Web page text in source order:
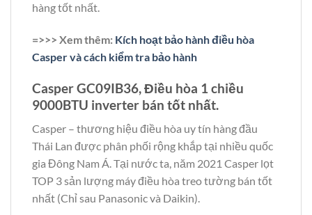
hàng tốt nhất.
=>>> Xem thêm: Kích hoạt bảo hành điều hòa
Casper và cách kiểm tra bảo hành
Casper GC09IB36, Điều hòa 1 chiều
9000BTU inverter bán tốt nhất.
Casper – thương hiệu điều hòa uy tín hàng đầu
Thái Lan được phân phối rộng khắp tại nhiều quốc
gia Đông Nam Á. Tại nước ta, năm 2021 Casper lọt
TOP 3 sản lượng máy điều hòa treo tường bán tốt
nhất (Chỉ sau Panasonic và Daikin).